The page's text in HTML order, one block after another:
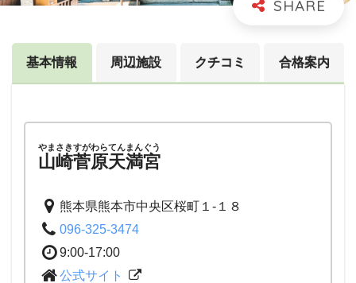
基本情報
山崎菅原天満宮
やまさきすがわらてんまんぐう
熊本県熊本市中央区桜町１-１８
096-325-3474
9:00-17:00
公式サイト
周辺施設 クチコミ 合格案内